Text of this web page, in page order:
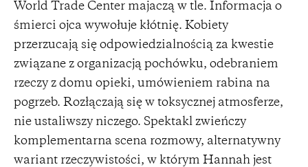
World Trade Center majaczą w tle. Informacja o
śmierci ojca wywołuje kłótnię. Kobiety
przerzucają się odpowiedzialnością za kwestie
związane z organizacją pochówku, odebraniem
rzeczy z domu opieki, umówieniem rabina na
pogrzeb. Rozłączają się w toksycznej atmosferze,
nie ustaliwszy niczego. Spektakl zwieńczy
komplementarna scena rozmowy, alternatywny
wariant rzeczywistości, w którym Hannah jest